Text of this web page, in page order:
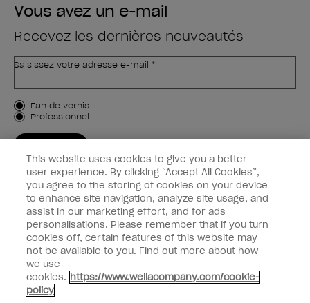
Vous avez un e-mail
Recevez les dernières nouveautés
Saisissez votre adresse e-mail *
Type de client
Fan de vernis
Professionnel
Informations clients
Connectez-Vous
facebookinstagramyoutube
This website uses cookies to give you a better
user experience. By clicking “Accept All Cookies”,
you agree to the storing of cookies on your device
to enhance site navigation, analyze site usage, and
assist in our marketing effort, and for ads
personalisations. Please remember that if you turn
cookies off, certain features of this website may
not be available to you. Find out more about how
we use
cookies. https://www.wellacompany.com/cookie-
policy